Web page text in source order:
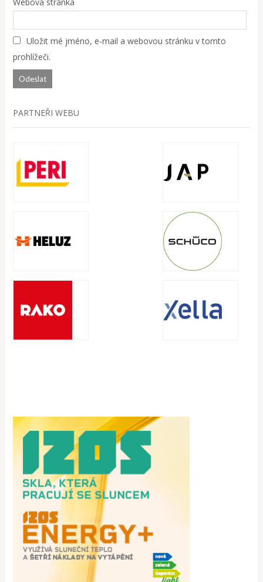
Uložit mé jméno, e-mail a webovou stránku v tomto
prohlížeči.
PARTNEŘI WEBU